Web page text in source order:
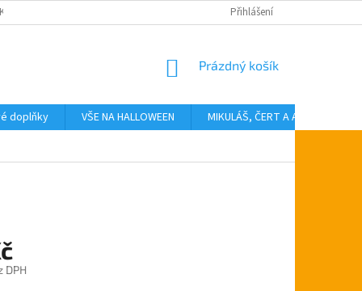
Přihlášení
NÁKUPNÍ
Prázdný košík
doplňky VŠE NA HALLOWEEN MIKULÁŠ, ČERT A ANDĚL
DPH